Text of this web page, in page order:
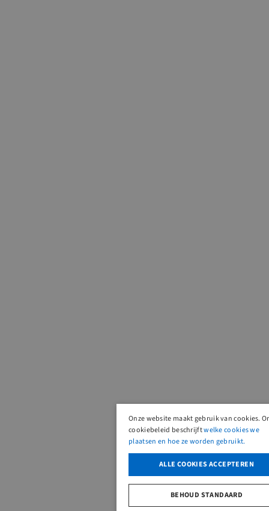
Onze website maakt gebruik van cookies.
cookiebeleid beschrijftwelke cookies we
plaatsen en hoe ze worden gebruikt.
ALLE COOKIES ACCEPTEREN
BEHOUD STANDAARD